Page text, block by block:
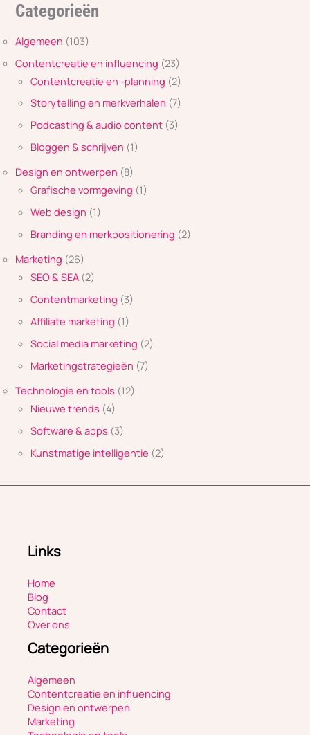
Categorieën
Algemeen (103)
Contentcreatie en influencing (23)
Contentcreatie en -planning (2)
Storytelling en merkverhalen (7)
Podcasting & audio content (3)
Bloggen & schrijven (1)
Design en ontwerpen (8)
Grafische vormgeving (1)
Web design (1)
Branding en merkpositionering (2)
Marketing (26)
SEO & SEA (2)
Contentmarketing (3)
Affiliate marketing (1)
Social media marketing (2)
Marketingstrategieën (7)
Technologie en tools (12)
Nieuwe trends (4)
Software & apps (3)
Kunstmatige intelligentie (2)
Links
Home
Blog
Contact
Over ons
Categorieën
Algemeen
Contentcreatie en influencing
Design en ontwerpen
Marketing